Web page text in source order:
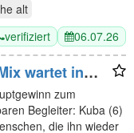
alt
verifiziert 06.07.26
wartet in
zum
Begleiter: Kuba (6)
die ihn wieder